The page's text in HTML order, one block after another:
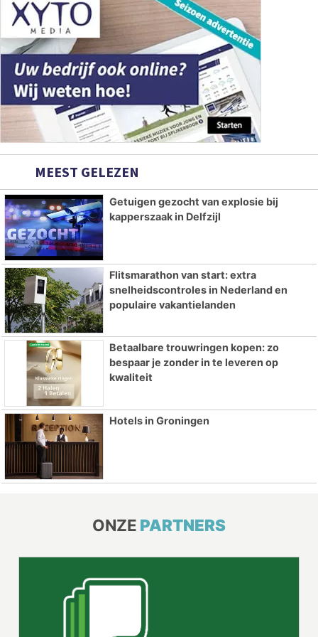
MEEST GELEZEN
Getuigen gezocht van explosie bij
kapperszaak in Delfzijl
Flitsmarathon van start: extra
snelheidscontroles in Nederland en
populaire vakantielanden
Betaalbare trouwringen kopen: zo
bespaar je zonder in te leveren op
kwaliteit
Hotels in Groningen
ONZE PARTNERS